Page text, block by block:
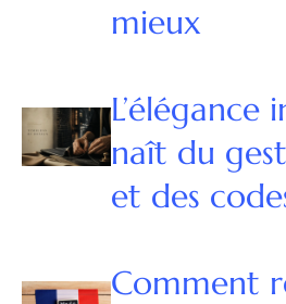
mieux
naît du
et des
Comment